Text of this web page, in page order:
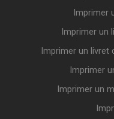
Imprimer
Imprimer un
Imprimer un livret
Imprimer
Imprimer un